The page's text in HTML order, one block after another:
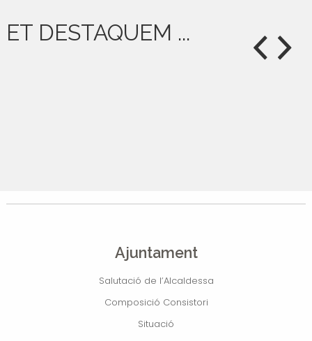
ET DESTAQUEM ...
Ajuntament
Salutació de l’Alcaldessa
Composició Consistori
Situació